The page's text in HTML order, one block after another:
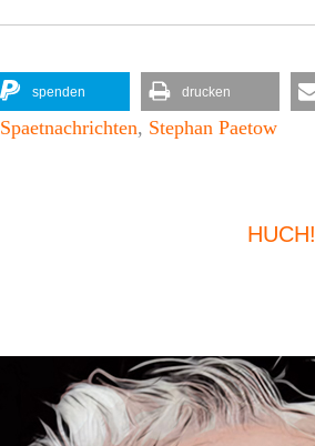
spenden drucken
Spaetnachrichten, Stephan Paetow
HUCH!